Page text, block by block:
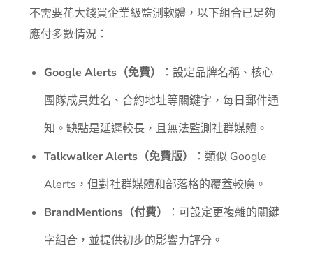
不需要花大錢買企業級監測軟體，以下組合已足夠
應付多數情況：
Google Alerts（免費）
：設定品牌名稱、核心
團隊成員姓名、合約地址等關鍵字，每日郵件通
知。缺點是延遲較長，且無法監測社群媒體。
Talkwalker Alerts（免費版）
：類似 Google
Alerts，但對社群媒體和部落格的覆蓋較廣。
BrandMentions（付費）
：可設定更複雜的關鍵
字組合，並提供初步的影響力評分。